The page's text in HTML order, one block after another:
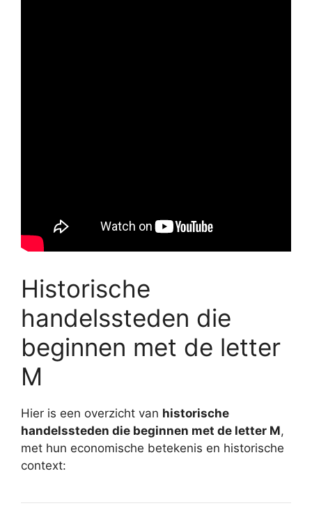
Historische
handelssteden die
beginnen met de letter
M
Hier is een overzicht van historische
handelssteden die beginnen met de letter M,
met hun economische betekenis en historische
context: